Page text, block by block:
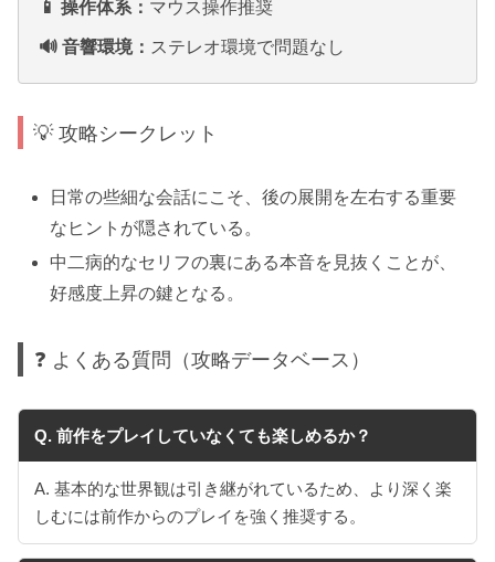
📱 操作体系： マウス操作推奨
🔊 音響環境： ステレオ環境で問題なし
💡 攻略シークレット
日常の些細な会話にこそ、後の展開を左右する重要
なヒントが隠されている。
中二病的なセリフの裏にある本音を見抜くことが、
好感度上昇の鍵となる。
❓ よくある質問（攻略データベース）
Q. 前作をプレイしていなくても楽しめるか？
A. 基本的な世界観は引き継がれているため、より深く楽
しむには前作からのプレイを強く推奨する。